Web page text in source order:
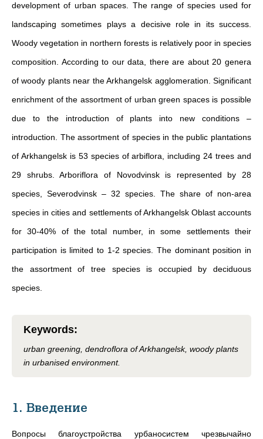
development of urban spaces. The range of species used for
landscaping sometimes plays a decisive role in its success.
Woody vegetation in northern forests is relatively poor in species
composition. According to our data, there are about 20 genera
of woody plants near the Arkhangelsk agglomeration. Significant
enrichment of the assortment of urban green spaces is possible
due to the introduction of plants into new conditions –
introduction. The assortment of species in the public plantations
of Arkhangelsk is 53 species of arbiflora, including 24 trees and
29 shrubs. Arboriflora of Novodvinsk is represented by 28
species, Severodvinsk – 32 species. The share of non-area
species in cities and settlements of Arkhangelsk Oblast accounts
for 30-40% of the total number, in some settlements their
participation is limited to 1-2 species. The dominant position in
the assortment of tree species is occupied by deciduous
species.
Keywords:
urban greening, dendroflora of Arkhangelsk, woody plants
in urbanised environment.
1. Введение
Вопросы благоустройства урбаносистем чрезвычайно